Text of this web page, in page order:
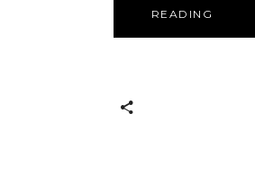
READING